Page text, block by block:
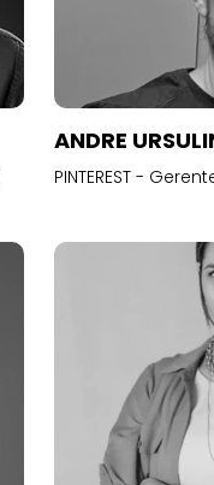
ANDRE
PINTEREST -